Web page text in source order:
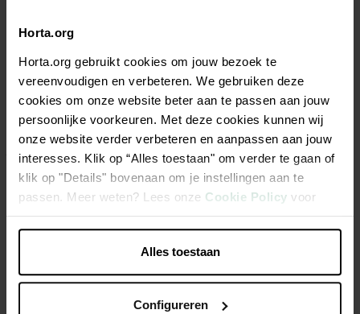
Horta.org
Horta.org gebruikt cookies om jouw bezoek te
vereenvoudigen en verbeteren. We gebruiken deze
cookies om onze website beter aan te passen aan jouw
persoonlijke voorkeuren. Met deze cookies kunnen wij
onze website verder verbeteren en aanpassen aan jouw
interesses. Klik op “Alles toestaan" om verder te gaan of
klik op "Details" bovenaan om je instellingen aan te
passen. Meer weten? Lees onze Cookie Policy voor
meer informatie.
Alles toestaan
Configureren
Les éléments nutritifs organiques et les oligo-éléments
permettent d'obtenir des racines saines et robustes et une
longue floraison aux couleurs éclatantes. Utilisable en
Engrais liquide
Pour une floraison longue et des fleurs aux couleurs